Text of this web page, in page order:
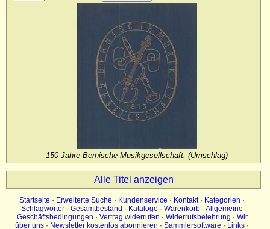
Newsletter kostenlos abonnieren
150 Jahre Bernische Musikgesellschaft. (Umschlag)
Alle Titel anzeigen
Startseite · Erweiterte Suche · Kundenservice · Kontakt· Kategorien ·
Schlagwörter · Gesamtbestand · Kataloge · Warenkorb · Allgemeine
Geschäftsbedingungen · Vertrag widerrufen · Widerrufsbelehrung · Wir
über uns · Newsletter kostenlos abonnieren · Sammlersoftware · Links ·